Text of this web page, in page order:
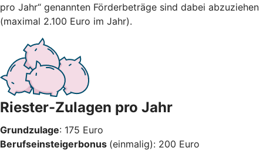
pro Jahr“ genannten Förderbeträge sind dabei abzuziehen
(maximal 2.100 Euro im Jahr).
Riester-Zulagen pro Jahr
Grundzulage: 175 Euro
Berufseinsteigerbonus (einmalig): 200 Euro